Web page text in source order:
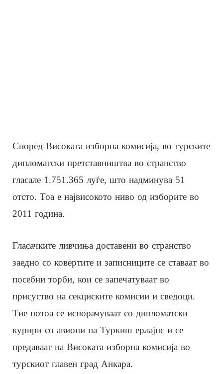
Според Високата изборна комисија, во турските
дипломатски претставништва во странство
гласале 1.751.365 луѓе, што надминува 51
отсто. Тоа е највисокото ниво од изборите во
2011 година.
Гласачките ливчиња доставени во странство
заедно со ковертите и записниците се ставаат во
посебни торби, кои се запечатуваат во
присуство на секциските комисии и сведоци.
Тие потоа се испорачуваат со дипломатски
курири со авиони на Туркиш ерлајнс и се
предаваат на Високата изборна комисија во
турскиот главен град Анкара.